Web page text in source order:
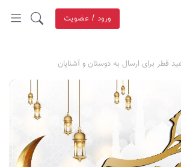
ورود / عضویت
فطر برای ارسال به دوستان و آشنایان